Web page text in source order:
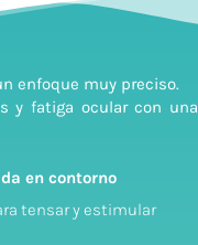
enfoque muy preciso.
y fatiga ocular con una
en contorno
tensar y estimular